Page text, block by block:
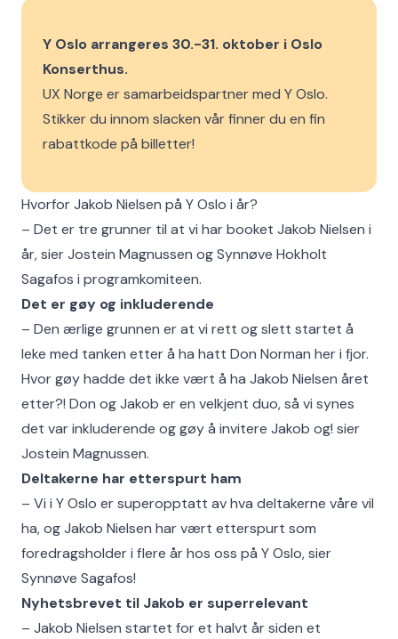
Y Oslo arrangeres 30.-31. oktober i Oslo
Konserthus.
UX Norge er samarbeidspartner med Y Oslo.
Stikker du innom slacken vår finner du en fin
rabattkode på billetter!
Hvorfor Jakob Nielsen på Y Oslo i år?
– Det er tre grunner til at vi har booket Jakob Nielsen i
år, sier Jostein Magnussen og Synnøve Hokholt
Sagafos i programkomiteen.
Det er gøy og inkluderende
– Den ærlige grunnen er at vi rett og slett startet å
leke med tanken etter å ha hatt Don Norman her i fjor.
Hvor gøy hadde det ikke vært å ha Jakob Nielsen året
etter?! Don og Jakob er en velkjent duo, så vi synes
det var inkluderende og gøy å invitere Jakob og! sier
Jostein Magnussen.
Deltakerne har etterspurt ham
– Vi i Y Oslo er superopptatt av hva deltakerne våre vil
ha, og Jakob Nielsen har vært etterspurt som
foredragsholder i flere år hos oss på Y Oslo, sier
Synnøve Sagafos!
Nyhetsbrevet til Jakob er superrelevant
– Jakob Nielsen startet for et halvt år siden et